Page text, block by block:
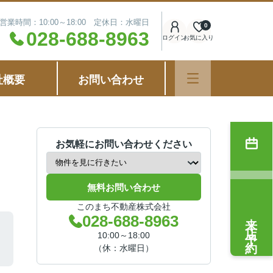
営業時間：10:00～18:00 定休日：水曜日
028-688-8963 ログインお気に入り
0
概要 お問い合わせ
お気軽にお問い合わせください
無料お問い合わせ
このまち不動産株式会社
028-688-8963
10:00～18:00
（休：水曜日）
来店予約